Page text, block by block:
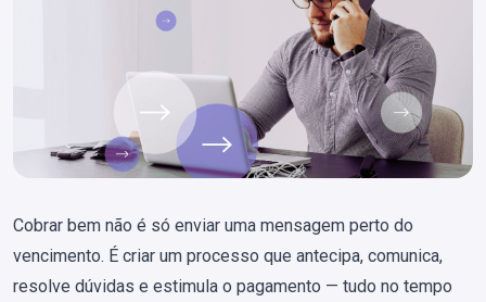
Cobrar bem não é só enviar uma mensagem perto do
vencimento. É criar um processo que antecipa, comunica,
resolve dúvidas e estimula o pagamento — tudo no tempo